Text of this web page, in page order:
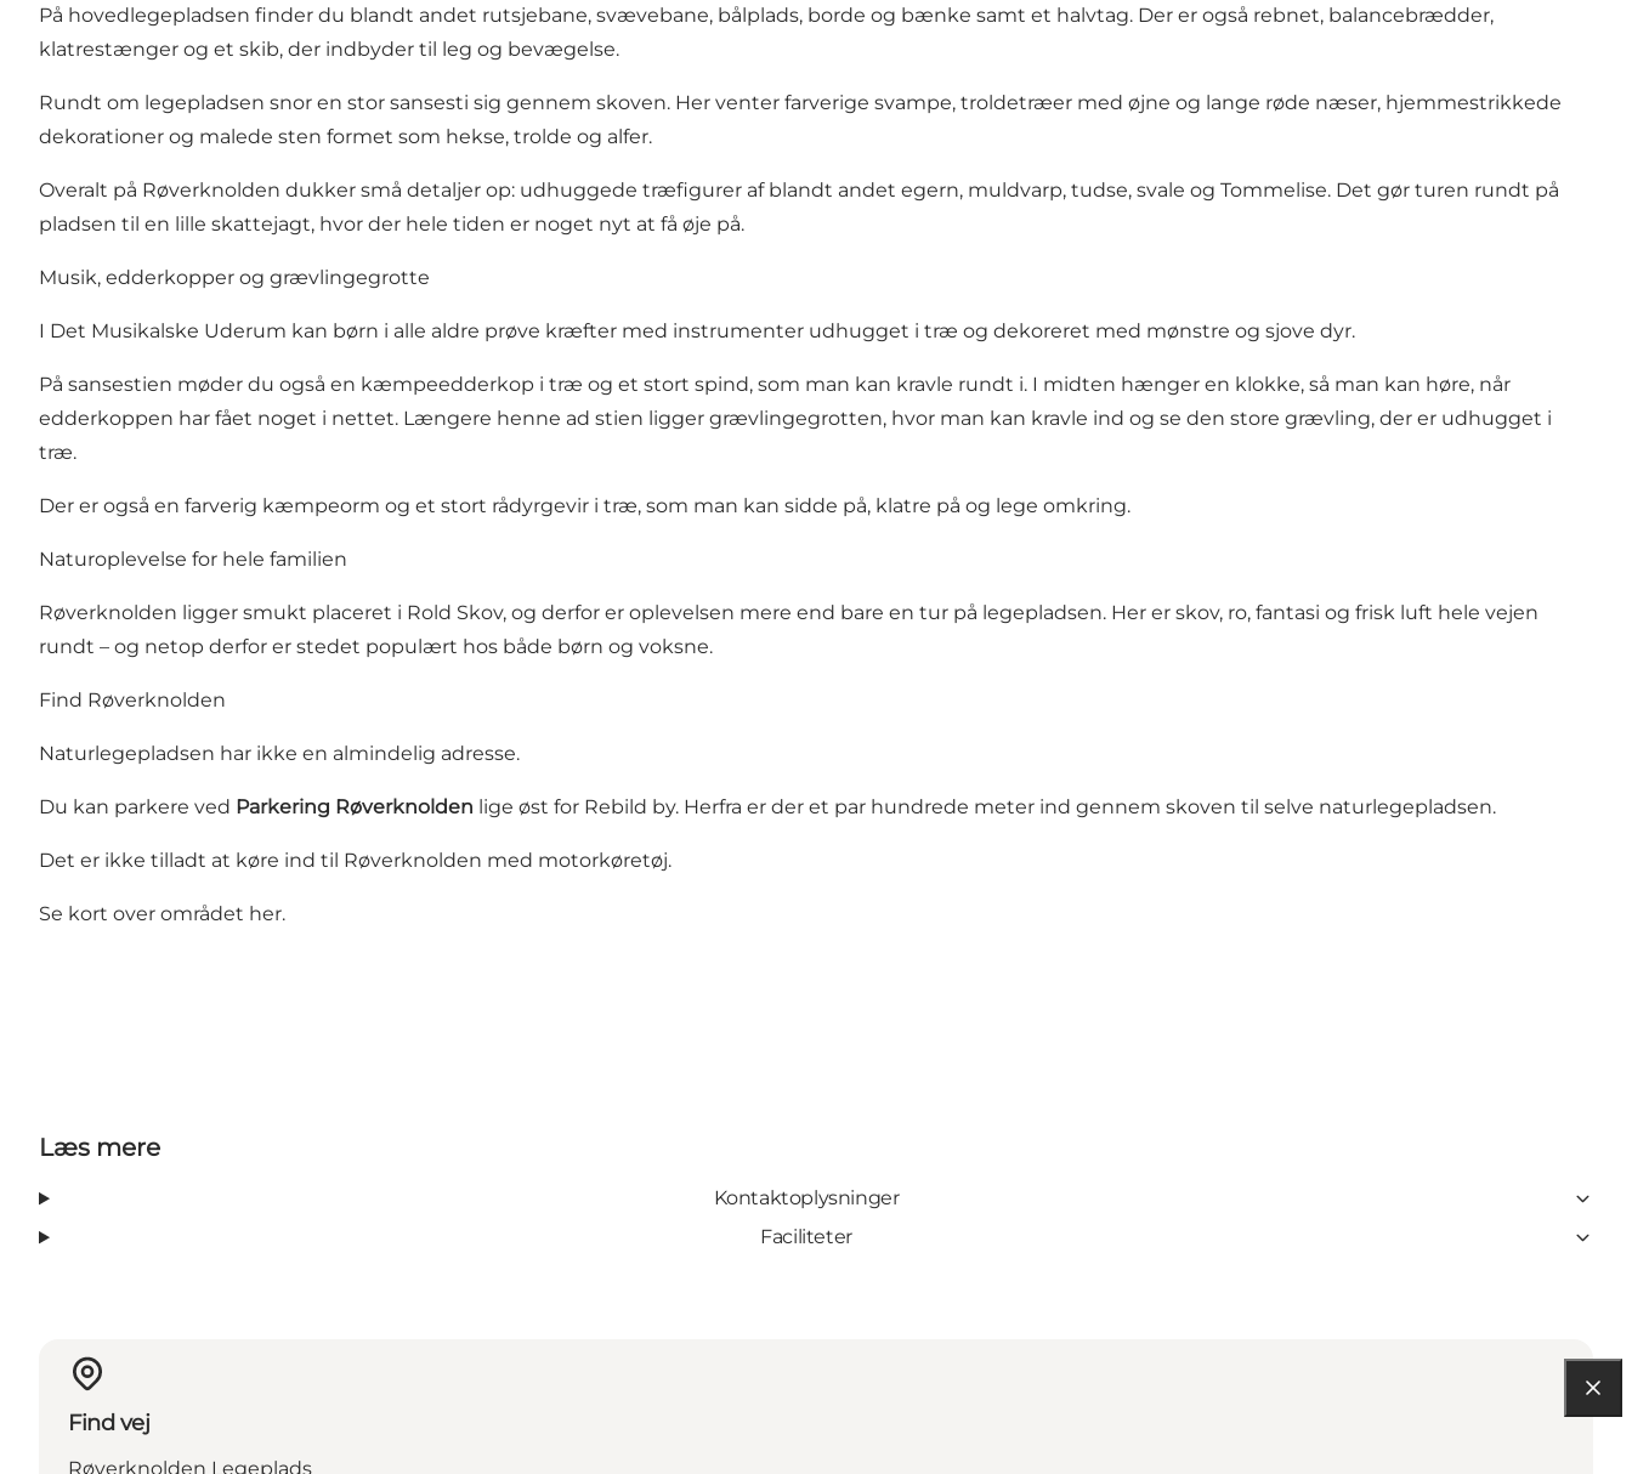
På hovedlegepladsen finder du blandt andet rutsjebane, svævebane, bålplads, borde og bænke samt et halvtag. Der er også rebnet, balancebrædder,
klatrestænger og et skib, der indbyder til leg og bevægelse.
Rundt om legepladsen snor en stor sansesti sig gennem skoven. Her venter farverige svampe, troldetræer med øjne og lange røde næser, hjemmestrikkede
dekorationer og malede sten formet som hekse, trolde og alfer.
Overalt på Røverknolden dukker små detaljer op: udhuggede træfigurer af blandt andet egern, muldvarp, tudse, svale og Tommelise. Det gør turen rundt på
pladsen til en lille skattejagt, hvor der hele tiden er noget nyt at få øje på.
Musik, edderkopper og grævlingegrotte
I Det Musikalske Uderum kan børn i alle aldre prøve kræfter med instrumenter udhugget i træ og dekoreret med mønstre og sjove dyr.
På sansestien møder du også en kæmpeedderkop i træ og et stort spind, som man kan kravle rundt i. I midten hænger en klokke, så man kan høre, når
edderkoppen har fået noget i nettet. Længere henne ad stien ligger grævlingegrotten, hvor man kan kravle ind og se den store grævling, der er udhugget i
træ.
Der er også en farverig kæmpeorm og et stort rådyrgevir i træ, som man kan sidde på, klatre på og lege omkring.
Naturoplevelse for hele familien
Røverknolden ligger smukt placeret i Rold Skov, og derfor er oplevelsen mere end bare en tur på legepladsen. Her er skov, ro, fantasi og frisk luft hele vejen
rundt – og netop derfor er stedet populært hos både børn og voksne.
Find Røverknolden
Naturlegepladsen har ikke en almindelig adresse.
Du kan parkere ved Parkering Røverknolden lige øst for Rebild by. Herfra er der et par hundrede meter ind gennem skoven til selve naturlegepladsen.
Det er ikke tilladt at køre ind til Røverknolden med motorkøretøj.
Se kort over området her.
Læs mere
Kontaktoplysninger
Faciliteter
Find vej
Røverknolden Legeplads